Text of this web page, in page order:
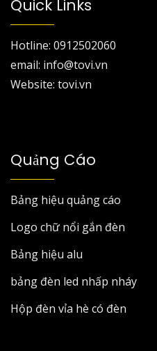
Quick Links
Hotline: 0912502060
email: info@tovi.vn
Website: tovi.vn
Quảng Cáo
Bảng hiệu quảng cáo
Logo chữ nổi gắn đèn
Bảng hiệu alu
bảng đèn led nhấp nháy
Hộp đèn vỉa hè có đèn